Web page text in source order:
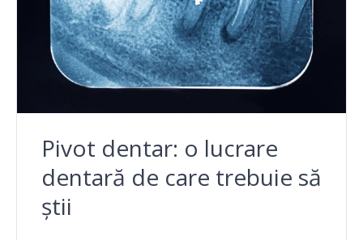
Pivot dentar: o lucrare
dentară de care trebuie să
știi